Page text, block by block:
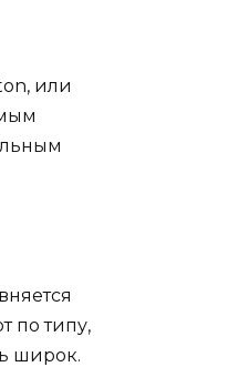
или
по типу,
широк.